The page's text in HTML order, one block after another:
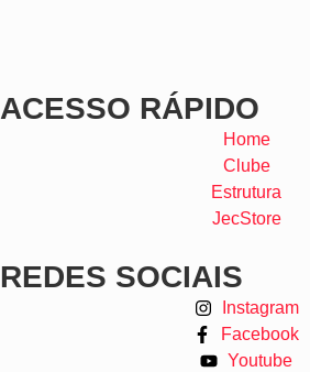
ACESSO RÁPIDO
Home
Clube
Estrutura
JecStore
REDES SOCIAIS
Instagram
Facebook
Youtube